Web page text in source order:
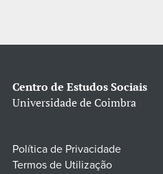
Centro de Estudos Sociais
Universidade de Coimbra
Política de Privacidade
Termos de Utilização